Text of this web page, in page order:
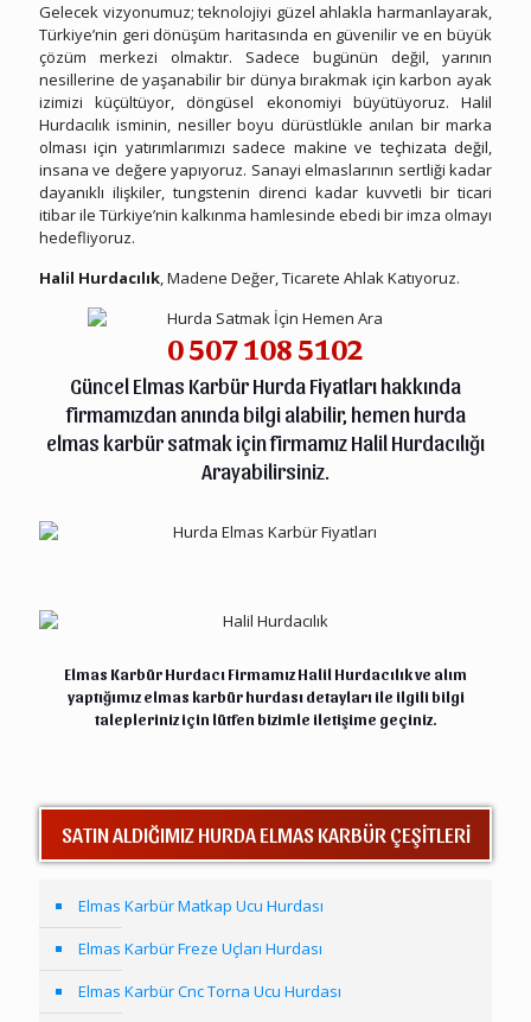
Gelecek vizyonumuz; teknolojiyi güzel ahlakla harmanlayarak,
Türkiye’nin geri dönüşüm haritasında en güvenilir ve en büyük
çözüm merkezi olmaktır. Sadece bugünün değil, yarının
nesillerine de yaşanabilir bir dünya bırakmak için karbon ayak
izimizi küçültüyor, döngüsel ekonomiyi büyütüyoruz. Halil
Hurdacılık isminin, nesiller boyu dürüstlükle anılan bir marka
olması için yatırımlarımızı sadece makine ve teçhizata değil,
insana ve değere yapıyoruz. Sanayi elmaslarının sertliği kadar
dayanıklı ilişkiler, tungstenin direnci kadar kuvvetli bir ticari
itibar ile Türkiye’nin kalkınma hamlesinde ebedi bir imza olmayı
hedefliyoruz.
Halil Hurdacılık, Madene Değer, Ticarete Ahlak Katıyoruz.
0 507 108 5102
Güncel Elmas Karbür Hurda Fiyatları hakkında
firmamızdan anında bilgi alabilir, hemen hurda
elmas karbür satmak için firmamız Halil Hurdacılığı
Arayabilirsiniz.
Elmas Karbür Hurdacı Firmamız Halil Hurdacılıkve alım
yaptığımız elmas karbür hurdası detayları ile ilgili bilgi
talepleriniz için lütfen bizimle iletişime geçiniz.
SATIN ALDIĞIMIZ HURDA ELMAS KARBÜR ÇEŞİTLERİ
Elmas Karbür Matkap Ucu Hurdası
Elmas Karbür Freze Uçları Hurdası
Elmas Karbür Cnc Torna Ucu Hurdası